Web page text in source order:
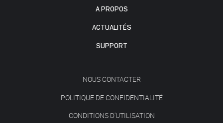
A PROPOS
ACTUALITÉS
SUPPORT
NOUS CONTACTER
POLITIQUE DE CONFIDENTIALITÉ
CONDITIONS D'UTILISATION